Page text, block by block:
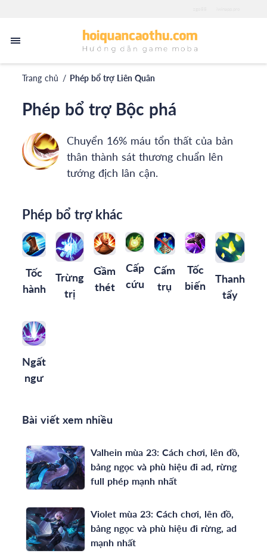
Trang chủ / Phép bổ trợ Liên Quân
Phép bổ trợ Bộc phá
Chuyển 16% máu tổn thất của bản
thân thành sát thương chuẩn lên
tướng địch lân cận.
Phép bổ trợ khác
Tốc
hành
Trừng
trị
Gầm
thét
Cấp
cứu
Cấm
trụ
Tốc
biến
Thanh
tẩy
Ngất
ngư
Bài viết xem nhiều
Valhein mùa 23: Cách chơi, lên đồ,
bảng ngọc và phù hiệu đi ad, rừng
full phép mạnh nhất
Violet mùa 23: Cách chơi, lên đồ,
bảng ngọc và phù hiệu đi rừng, ad
mạnh nhất